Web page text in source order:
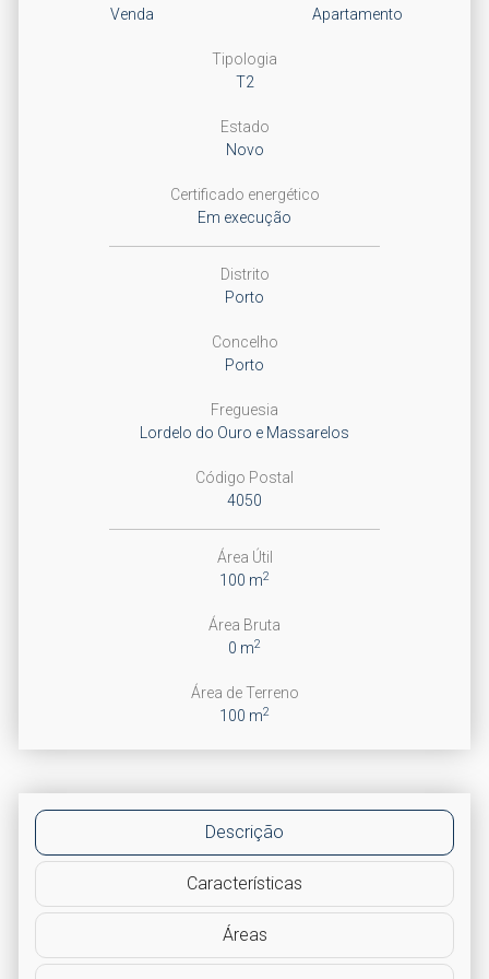
Venda Apartamento
Tipologia
T2
Estado
Novo
Certificado energético
Em execução
Distrito
Porto
Concelho
Porto
Freguesia
Lordelo do Ouro e Massarelos
Código Postal
4050
Área Útil
100 m2
Área Bruta
0 m2
Área de Terreno
100 m2
Descrição
Características
Áreas